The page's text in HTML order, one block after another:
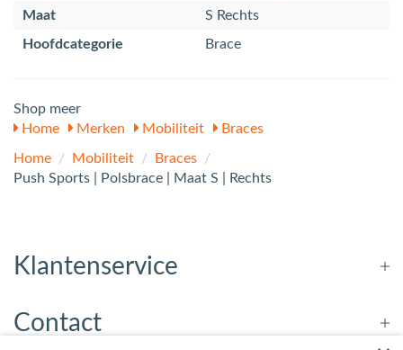
Maat
S Rechts
Hoofdcategorie
Brace
Shop meer
Home
Merken Mobiliteit Braces
Home / Mobiliteit / Braces
/
Push Sports | Polsbrace | Maat S | Rechts
Klantenservice
Contact